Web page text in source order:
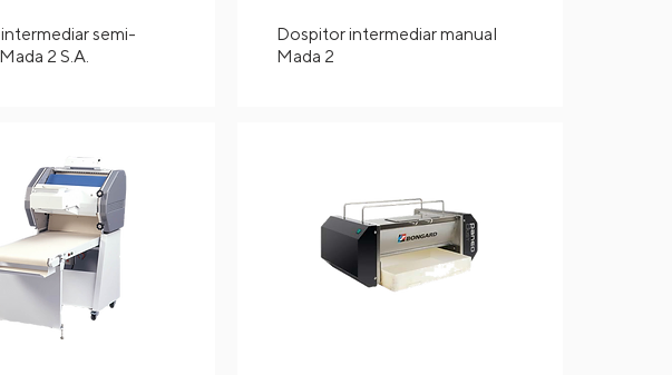
semi-
2 S.A.
Dospitor intermediar manual
Mada 2